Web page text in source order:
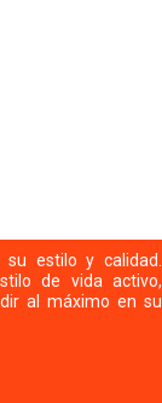
estilo y calidad.
de vida activo,
al máximo en su